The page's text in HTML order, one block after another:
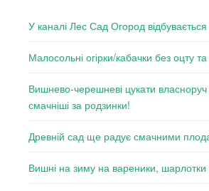
У каналі Лес Сад Огород
Малосольні огірки/кабачки без оцту
Вишнево-черешневі цукати
смачніші за родзинки!
Древній сад ще радує смачними
Вишні на зиму на вареники, шарлотки